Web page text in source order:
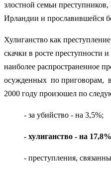
злостной семьи
Ирландии и прославившейся
Хулиганство как
скачки в росте преступности
наиболее распространенное
осужденных по приговорам,
2000 году произошел по
- за убийство - на 3,5%;
- хулиганство - на
- преступления,